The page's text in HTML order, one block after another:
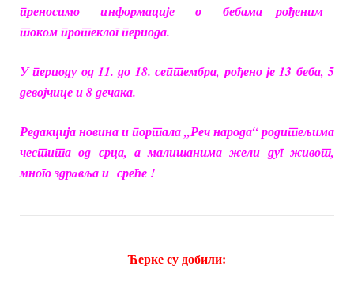
преносимо информације о бебама рођеним
током протеклог периода.
У периоду од 11. до 18. септембра, рођено је 13 беба, 5
девојчице и 8 дечака.
Редакција новина и портала „Реч народа“ родитељима
честита од срца, а малишанима жели дуг живот,
много здрaвља и среће !
Ћерке су добили: